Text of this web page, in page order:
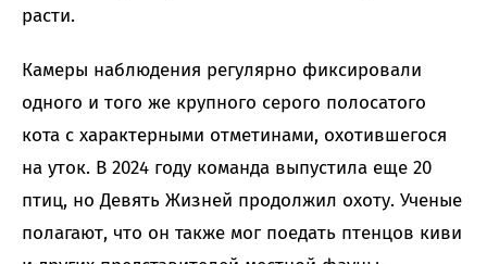
расти.
Камеры наблюдения регулярно фиксировали
одного и того же крупного серого полосатого
кота с характерными отметинами, охотившегося
на уток. В 2024 году команда выпустила еще 20
птиц, но Девять Жизней продолжил охоту. Ученые
полагают, что он также мог поедать птенцов киви